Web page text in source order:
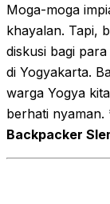
Moga-moga
khayalan. Tapi,
diskusi bagi
di Yogyakarta.
warga Yogya
berhati nyaman.
Backpacker